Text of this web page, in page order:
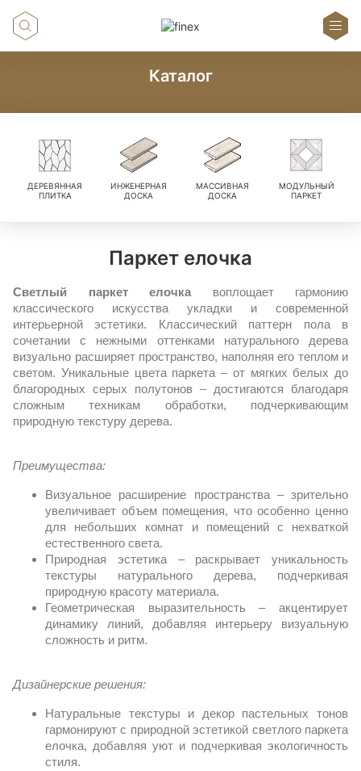
Каталог
ДЕРЕВЯННАЯ
ПЛИТКА
ИНЖЕНЕРНАЯ
ДОСКА
МАССИВНАЯ
ДОСКА
МОДУЛЬНЫЙ
ПАРКЕТ
Паркет елочка
Светлый паркет елочка воплощает гармонию
классического искусства укладки и современной
интерьерной эстетики. Классический паттерн пола в
сочетании с нежными оттенками натурального дерева
визуально расширяет пространство, наполняя его теплом и
светом. Уникальные цвета паркета – от мягких белых до
благородных серых полутонов – достигаются благодаря
сложным техникам обработки, подчеркивающим
природную текстуру дерева.
Преимущества:
Визуальное расширение пространства – зрительно
увеличивает объем помещения, что особенно ценно
для небольших комнат и помещений с нехваткой
естественного света.
Природная эстетика – раскрывает уникальность
текстуры натурального дерева, подчеркивая
природную красоту материала.
Геометрическая выразительность – акцентирует
динамику линий, добавляя интерьеру визуальную
сложность и ритм.
Дизайнерские решения:
Натуральные текстуры и декор пастельных тонов
гармонируют с природной эстетикой светлого паркета
елочка, добавляя уют и подчеркивая экологичность
стиля.